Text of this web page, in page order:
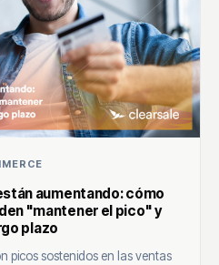
aumentando: cómo
"mantener el pico" y
plazo
picos sostenidos en las ventas